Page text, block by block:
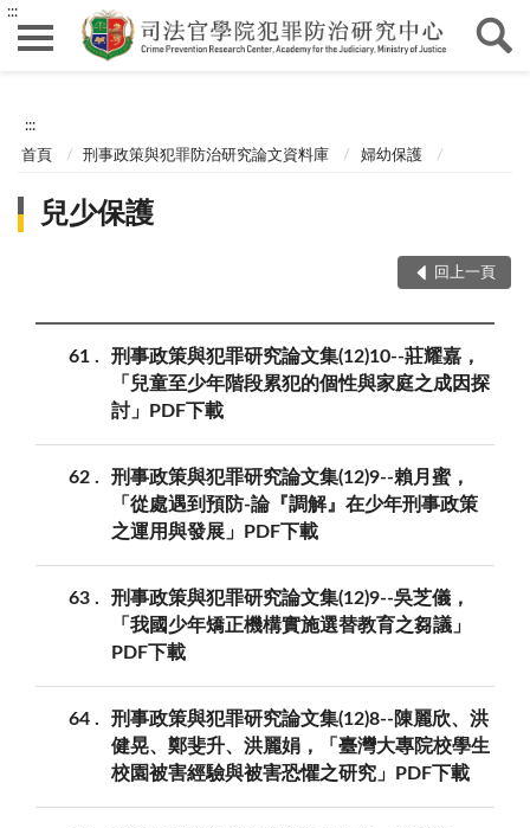
:::
:::
首頁 刑事政策與犯罪防治研究論文資料庫 婦幼保護
兒少保護
回上一頁
61
刑事政策與犯罪研究論文集(12)10--莊耀嘉，
「兒童至少年階段累犯的個性與家庭之成因探
討」PDF下載
62
刑事政策與犯罪研究論文集(12)9--賴月蜜，
「從處遇到預防-論『調解』在少年刑事政策
之運用與發展」PDF下載
63
刑事政策與犯罪研究論文集(12)9--吳芝儀，
「我國少年矯正機構實施選替教育之芻議」
PDF下載
64
刑事政策與犯罪研究論文集(12)8--陳麗欣、洪
健晃、鄭斐升、洪麗娟，「臺灣大專院校學生
校園被害經驗與被害恐懼之研究」PDF下載